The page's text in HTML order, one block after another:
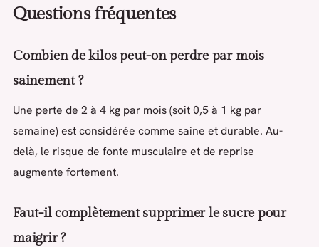
Questions fréquentes
Combien de kilos peut-on perdre par mois
sainement ?
Une perte de 2 à 4 kg par mois (soit 0,5 à 1 kg par
semaine) est considérée comme saine et durable. Au-
delà, le risque de fonte musculaire et de reprise
augmente fortement.
Faut-il complètement supprimer le sucre pour
maigrir ?